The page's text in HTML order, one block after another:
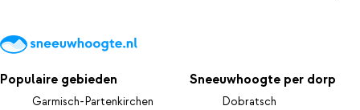
Populaire gebieden
Garmisch-Partenkirchen
Sneeuwhoogte per dorp
Dobratsch